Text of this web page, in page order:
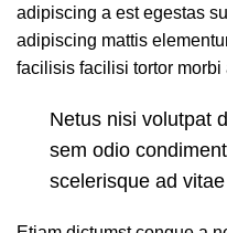
adipiscing a est egestas
adipiscing mattis
facilisis facilisi tortor morbi
Netus nisi volutpat
sem odio
scelerisque ad